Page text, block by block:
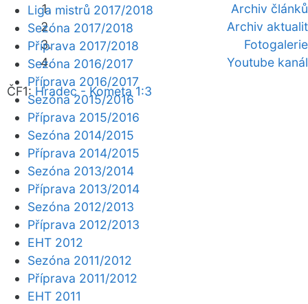
Archiv článků
Archiv aktualit
Fotogalerie
Youtube kanál
ČF1: Hradec - Kometa 1:3
Liga mistrů 2017/2018
Sezóna 2017/2018
Příprava 2017/2018
Sezóna 2016/2017
Příprava 2016/2017
Sezóna 2015/2016
Příprava 2015/2016
Sezóna 2014/2015
Příprava 2014/2015
Sezóna 2013/2014
Příprava 2013/2014
Sezóna 2012/2013
Příprava 2012/2013
EHT 2012
Sezóna 2011/2012
Příprava 2011/2012
EHT 2011